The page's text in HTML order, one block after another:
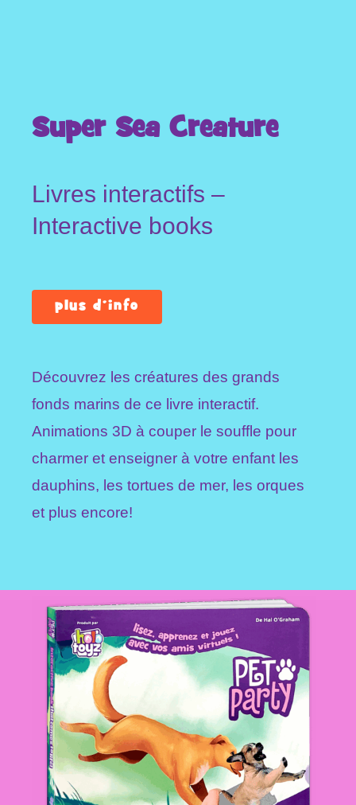
Super Sea Creature
Livres interactifs –
Interactive books
plus d’info
Découvrez les créatures des grands
fonds marins de ce livre interactif.
Animations 3D à couper le souffle pour
charmer et enseigner à votre enfant les
dauphins, les tortues de mer, les orques
et plus encore!